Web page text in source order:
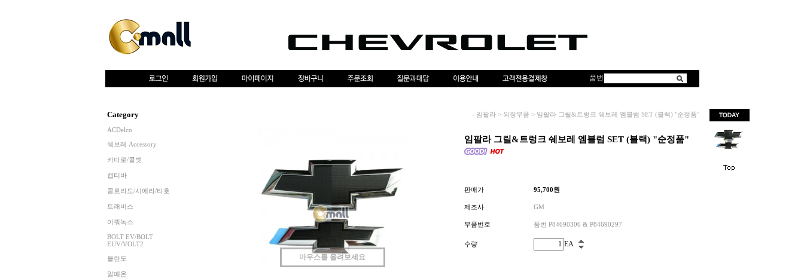
품번
Category
ACDelco
쉐보레 Accessory
카마로/콜벳
캡티바
콜로라도/시에라/타호
트래버스
이쿼녹스
BOLT EV/BOLT
EUV/VOLT2
올란도
알페온
- 임팔라 > 외장부품 > 임팔라 그릴&트렁크 쉐보레 엠블럼 SET (블랙) "순정품"
마우스를 올려보세요
임팔라 그릴&트렁크 쉐보레 엠블럼 SET (블랙) "순정품"
판매가 95,700원
제조사 GM
부품번호 품번 P84690306 & P84690297
수량 EA